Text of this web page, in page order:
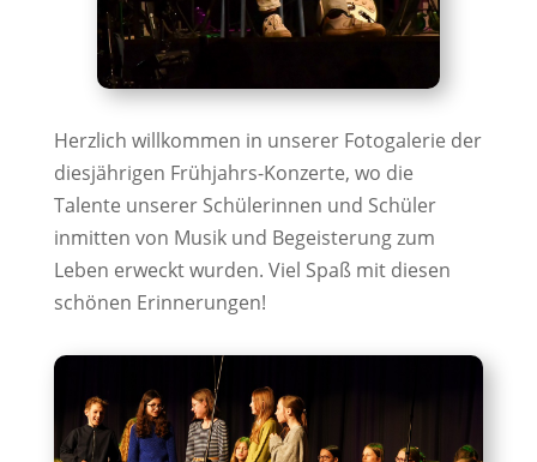
Herzlich willkommen in unserer Fotogalerie der
diesjährigen Frühjahrs-Konzerte, wo die
Talente unserer Schülerinnen und Schüler
inmitten von Musik und Begeisterung zum
Leben erweckt wurden. Viel Spaß mit diesen
schönen Erinnerungen!